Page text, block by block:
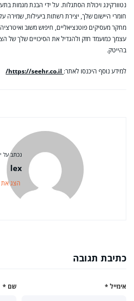
נטוורקינג ויכולת הסתגלות. על ידי הבנת מגמות
חומרי היישום שלך, יצירת רשתות ביעילות, שמירה
מחקר מעסיקים פוטנציאליים, חיפוש משוב
עצמך כמועמד חזק ולהגדיל את הסיכויים שלך של
בהייטק.
למידע נוסף היכנסו לאתר:
נכתב על
lex
הצג את
כתיבת תגובה
שם * אימייל *